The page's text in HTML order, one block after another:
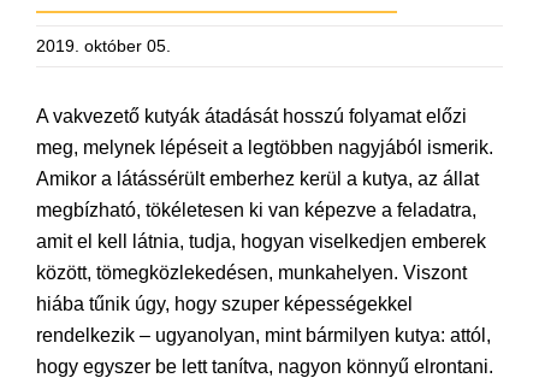
2019. október 05.
A vakvezető kutyák átadását hosszú folyamat előzi
meg, melynek lépéseit a legtöbben nagyjából ismerik.
Amikor a látássérült emberhez kerül a kutya, az állat
megbízható, tökéletesen ki van képezve a feladatra,
amit el kell látnia, tudja, hogyan viselkedjen emberek
között, tömegközlekedésen, munkahelyen. Viszont
hiába tűnik úgy, hogy szuper képességekkel
rendelkezik – ugyanolyan, mint bármilyen kutya: attól,
hogy egyszer be lett tanítva, nagyon könnyű elrontani.